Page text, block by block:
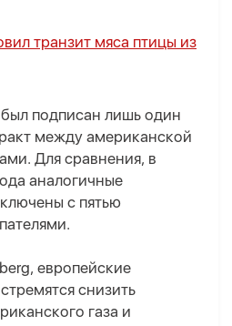
транзит мяса птицы из
подписан лишь один
между американской
Для сравнения, в
аналогичные
с пятью
европейские
снизить
газа и